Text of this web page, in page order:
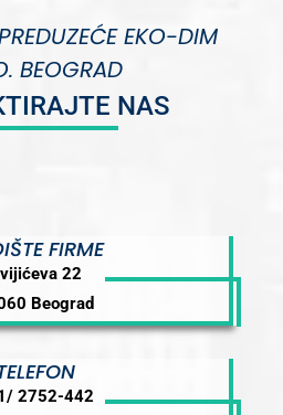
EKO-DIM
BEOGRAD
NAS
FIRME
22
Beograd
2752-442